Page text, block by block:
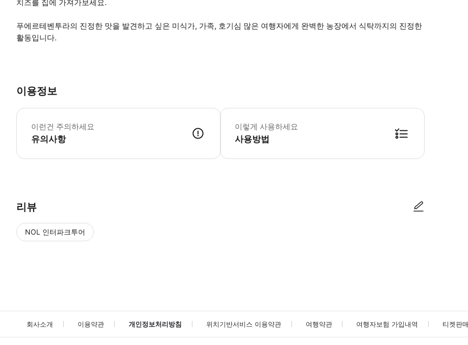
치즈를 집에 가져가보세요.
푸에르테벤투라의 진정한 맛을 발견하고 싶은 미식가, 가족, 호기심 많은 여행자에게 완벽한 농장에서 식탁까지의 진정한
활동입니다.
이용정보
이런건 주의하세요
유의사항
* 소요시간 : 150분 (옵션에 따라 소요 시간이 다를 수 있으니, 예약 시 확인 부탁드립
이렇게 사용하세요
사용방법
리뷰
NOL 인터파크투어
회사소개 이용약관 개인정보처리방침 위치기반서비스 이용약관 여행약관 여행자보험 가입내역 티켓판